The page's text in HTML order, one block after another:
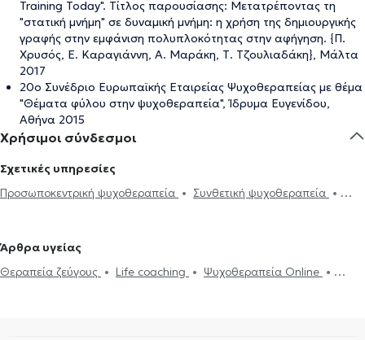
Training Today". Τίτλος παρουσίασης: Μετατρέποντας τη
"στατική μνήμη" σε δυναμική μνήμη: η χρήση της δημιουργικής
γραφής στην εμφάνιση πολυπλοκότητας στην αφήγηση. {Π.
Χρυσός, Ε. Καραγιάννη, Α. Μαράκη, Τ. Τζουλιαδάκη}, Μάλτα
2017
20ο Συνέδριο Ευρωπαϊκής Εταιρείας Ψυχοθεραπείας με θέμα
"Θέματα φύλου στην ψυχοθεραπεία", Ίδρυμα Ευγενίδου,
Αθήνα 2015
Χρήσιμοι σύνδεσμοι
Σχετικές υπηρεσίες
Προσωποκεντρική ψυχοθεραπεία
Συνθετική ψυχοθεραπεία
Αίσθημα φόβου και πανικού
Ανησυχία και αγωνία
Συμβουλευτική εφήβων
Συμβουλευτική
Άρθρα υγείας
Θεραπεία ζεύγους
Life coaching
Ψυχοθεραπεία Online